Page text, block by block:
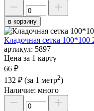
в корзину
Кладочная сетка
артикул: 5897
Цена за 1 карту
66 ₽
132 ₽ (за 1 метр2)
Наличие: много